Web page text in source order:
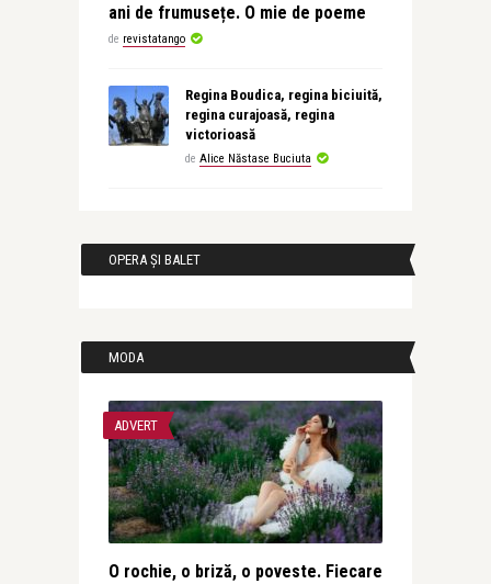
ani de frumusețe. O mie de poeme
de revistatango
Regina Boudica, regina biciuită,
regina curajoasă, regina
victorioasă
de Alice Năstase Buciuta
OPERA ȘI BALET
MODA
ADVERT
O rochie, o briză, o poveste. Fiecare